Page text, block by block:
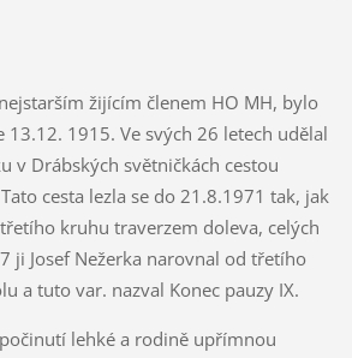
žijícím členem HO MH, bylo
13.12. 1915. Ve svých 26 letech udělal
v Drábských světničkách cestou
cesta lezla se do 21.8.1971 tak, jak
kruhu traverzem doleva, celých
ji Josef Nežerka narovnal od třetího
a tuto var. nazval Konec pauzy IX.
lehké a rodině upřímnou